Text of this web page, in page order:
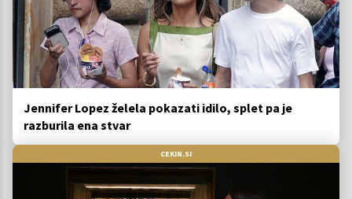
Jennifer Lopez želela pokazati idilo, splet pa je
razburila ena stvar
CEKIN.SI